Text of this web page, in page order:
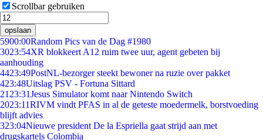
Scrollbar gebruiken
opslaan
5900:00Random Pics van de Dag #1980
3023:54XR blokkeert A12 ruim twee uur, agent gebeten bij
aanhouding
4423:49PostNL-bezorger steekt bewoner na ruzie over pakket
423:48Uitslag PSV - Fortuna Sittard
21 23:31Jesus Simulator komt naar Nintendo Switch
2023:11RIVM vindt PFAS in al de geteste moedermelk, borstvoeding
blijft advies
323:04Nieuwe president De la Espriella gaat strijd aan met
drugskartels Colombia